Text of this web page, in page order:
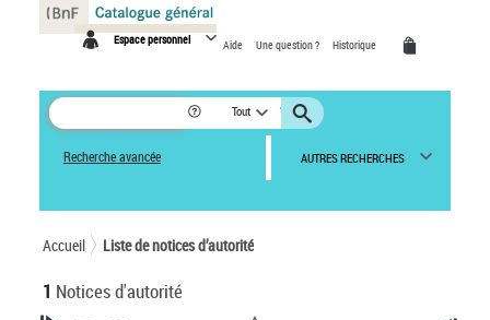
Espace personnel Aide Une question ? Historique
Tout
Recherche avancée AUTRES RECHERCHES
Accueil Liste de notices d’autorité
1 Notices d'autorité
Panneau de gestion des cookies